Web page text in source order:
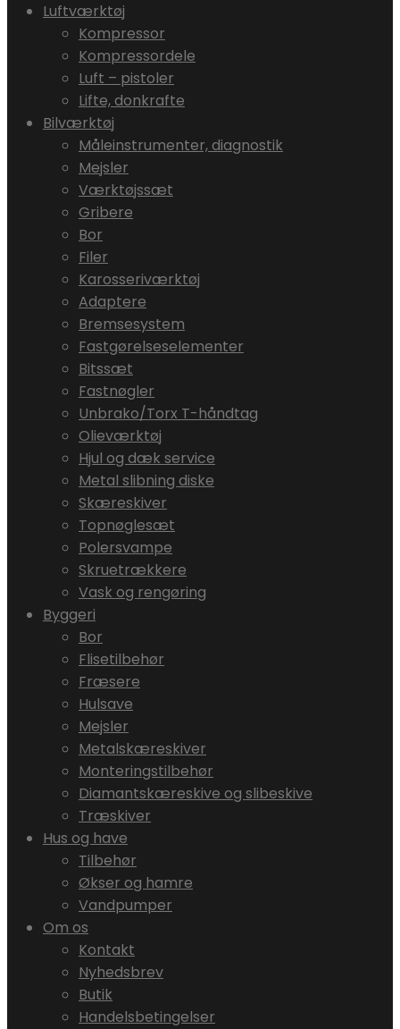
Luftværktøj
Kompressor
Kompressordele
Luft – pistoler
Lifte, donkrafte
Bilværktøj
Måleinstrumenter, diagnostik
Mejsler
Værktøjssæt
Gribere
Bor
Filer
Karosseriværktøj
Adaptere
Bremsesystem
Fastgørelseselementer
Bitssæt
Fastnøgler
Unbrako/Torx T-håndtag
Olieværktøj
Hjul og dæk service
Metal slibning diske
Skæreskiver
Topnøglesæt
Polersvampe
Skruetrækkere
Vask og rengøring
Byggeri
Bor
Flisetilbehør
Fræsere
Hulsave
Mejsler
Metalskæreskiver
Monteringstilbehør
Diamantskæreskive og slibeskive
Træskiver
Hus og have
Tilbehør
Økser og hamre
Vandpumper
Om os
Kontakt
Nyhedsbrev
Butik
Handelsbetingelser